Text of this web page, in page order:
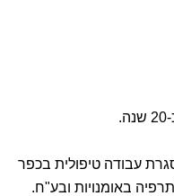
עבודה טיפולית בכפר
באומנויות ובע"ח.